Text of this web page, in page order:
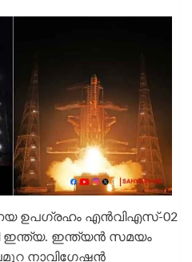
ഉപഗ്രഹം എൻവിഎസ്-02
ഇന്ത്യ. ഇന്ത്യൻ സമയം
നാവിഗേഷന്‍